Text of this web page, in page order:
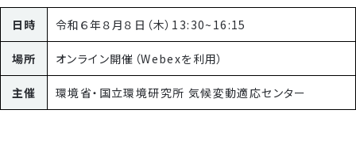
日時 令和６年８月８日（木）13:30~16:15
場所 オンライン開催（Webexを利用）
主催 環境省・国立環境研究所 気候変動適応センター